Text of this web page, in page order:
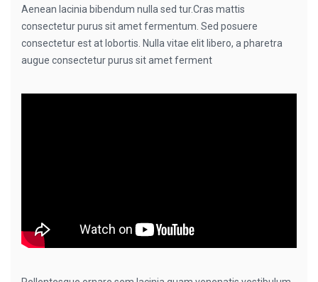
Aenean lacinia bibendum nulla sed tur.Cras mattis
consectetur purus sit amet fermentum. Sed posuere
consectetur est at lobortis. Nulla vitae elit libero, a pharetra
augue consectetur purus sit amet ferment